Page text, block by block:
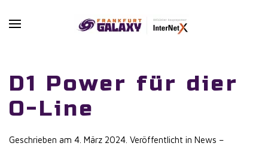
Skip to main content
D1 Power für dier
O-Line
Geschrieben am 4. März 2024 . Veröffentlicht in News –